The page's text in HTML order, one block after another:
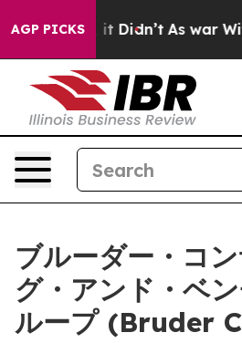
AGP PICKS
Well, it Didn’t As war With
ブルーダー・コ
グ・アンド・ベ
ループ (Bruder